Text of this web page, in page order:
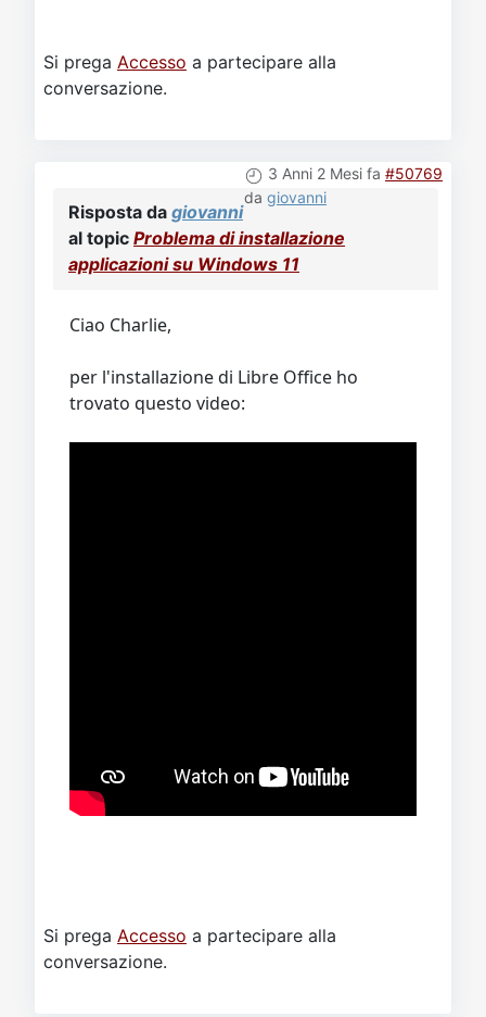
Si prega Accesso a partecipare alla
conversazione.
3 Anni 2 Mesi fa #50769
da giovanni
Risposta da giovanni
al topic Problema di installazione
applicazioni su Windows 11
Ciao Charlie,
per l'installazione di Libre Office ho
trovato questo video:
Si prega Accesso a partecipare alla
conversazione.